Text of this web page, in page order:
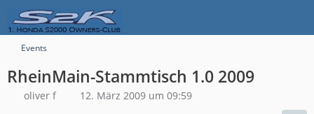
Events
RheinMain-Stammtisch 1.0 2009
oliver f 12. März 2009 um 09:59